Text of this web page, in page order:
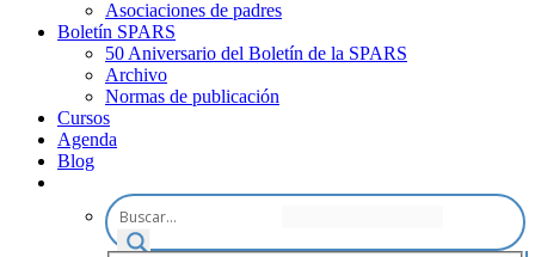
Asociaciones de padres
Boletín SPARS
50 Aniversario del Boletín de la SPARS
Archivo
Normas de publicación
Cursos
Agenda
Blog